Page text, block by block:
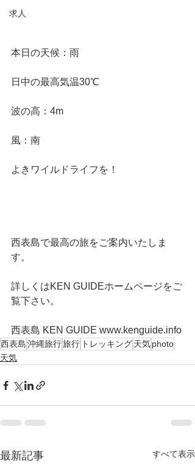
求人
本日の天候：雨
日中の最高気温30℃
波の高：4m
風：南
よきワイルドライフを！
西表島で最高の旅をご案内いたしま
す。
詳しくはKEN GUIDEホームページをご
覧下さい。
西表島 KEN GUIDE www.kenguide.info
西表島沖縄旅行旅行 トレッキング天気photo
天気
最新記事 すべて表示